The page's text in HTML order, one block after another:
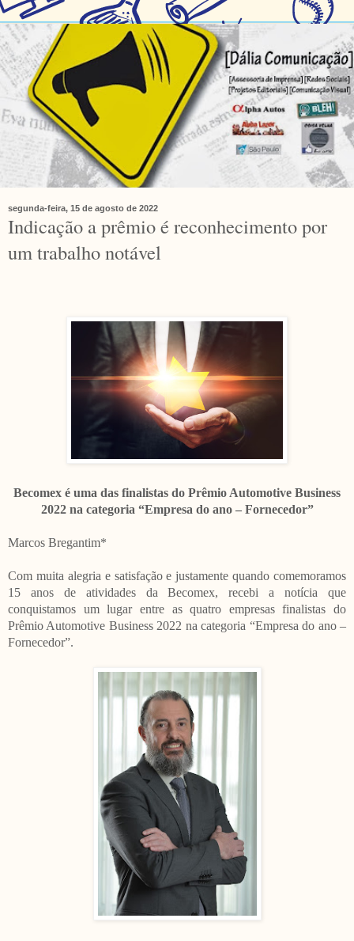
segunda-feira, 15 de agosto de 2022
Indicação a prêmio é reconhecimento por
um trabalho notável
Becomex é uma das finalistas do Prêmio Automotive Business
2022 na categoria “Empresa do ano – Fornecedor”
Marcos Bregantim*
Com muita alegria e satisfação e justamente quando comemoramos
15 anos de atividades da Becomex, recebi a notícia que
conquistamos um lugar entre as quatro empresas finalistas do
Prêmio Automotive Business 2022 na categoria “Empresa do ano –
Fornecedor”.